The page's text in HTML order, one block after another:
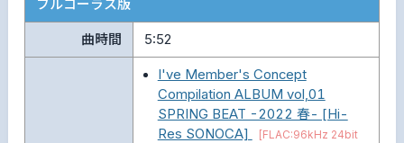
フルコーラス版
曲時間 5:52
I've Member's Concept
Compilation ALBUM vol,01
SPRING BEAT -2022 春- [Hi-
Res SONOCA]
[FLAC:96kHz 24bit